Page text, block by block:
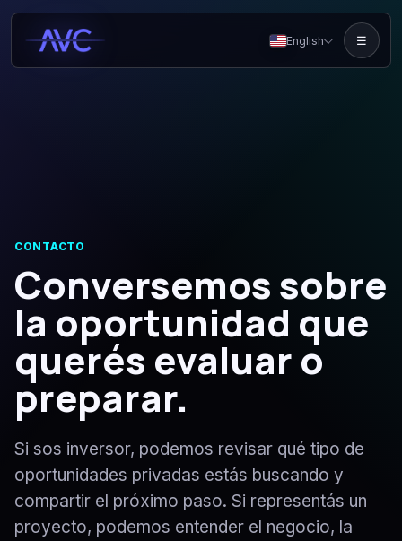
English ☰
CONTACTO
Conversemos sobre
la oportunidad que
querés evaluar o
preparar.
Si sos inversor, podemos revisar qué tipo de
oportunidades privadas estás buscando y
compartir el próximo paso. Si representás un
proyecto, podemos entender el negocio, la